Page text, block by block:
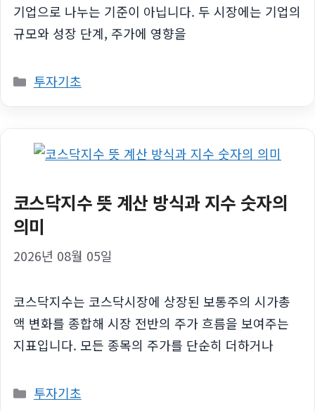
기업으로 나누는 기준이 아닙니다. 두 시장에는 기업의
규모와 성장 단계, 주가에 영향을
카
투자기초
코스닥지수 뜻 계산 방식과 지수 숫자의
의미
2026년 08월 05일
코스닥지수는 코스닥시장에 상장된 보통주의 시가총
액 변화를 종합해 시장 전반의 주가 흐름을 보여주는
지표입니다. 모든 종목의 주가를 단순히 더하거나
카
투자기초